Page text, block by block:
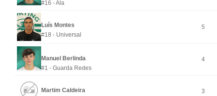
#16 - Ala
Luís Montes
#18 - Universal
5
Manuel Berlinda
#1 - Guarda Redes
4
Martim Caldeira
3